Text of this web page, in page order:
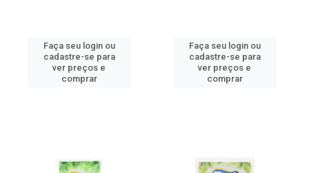
Faça seu login ou
cadastre-se para
ver preços e
comprar
Faça seu login ou
cadastre-se para
ver preços e
comprar